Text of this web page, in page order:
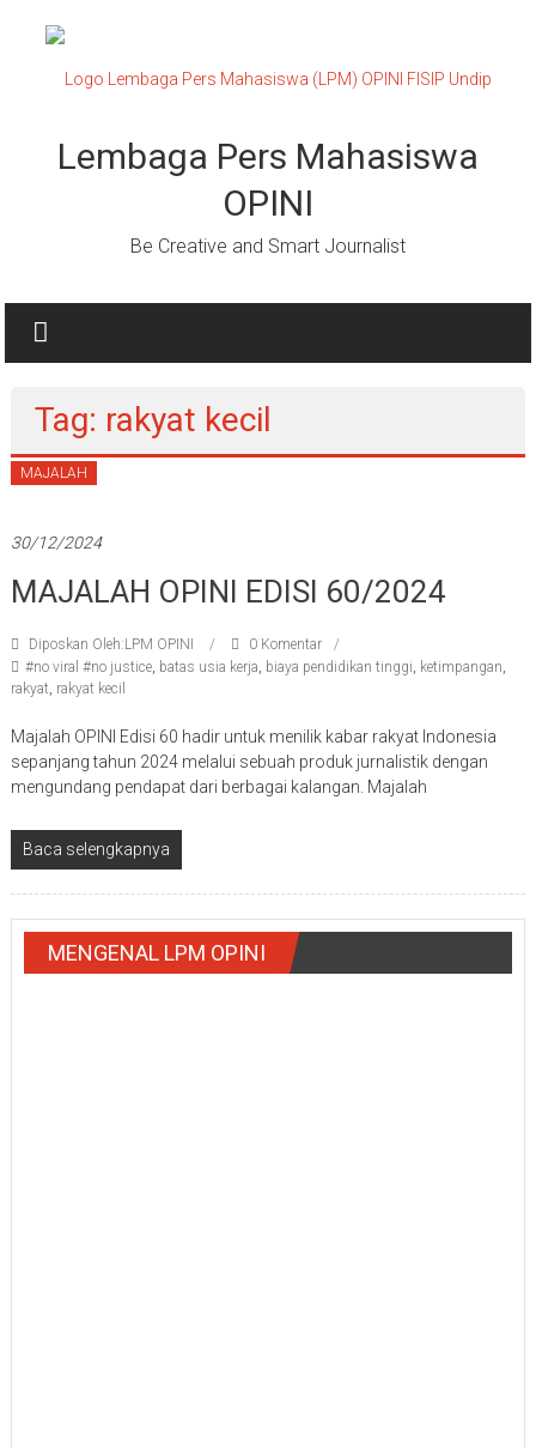
Lembaga Pers Mahasiswa
OPINI
Be Creative and Smart Journalist
Tag: rakyat kecil
MAJALAH
30/12/2024
MAJALAH OPINI EDISI 60/2024
Diposkan Oleh:LPM OPINI
0 Komentar
#no viral #no justice, batas usia kerja, biaya pendidikan tinggi, ketimpangan,
rakyat, rakyat kecil
Majalah OPINI Edisi 60 hadir untuk menilik kabar rakyat Indonesia
sepanjang tahun 2024 melalui sebuah produk jurnalistik dengan
mengundang pendapat dari berbagai kalangan. Majalah
Baca selengkapnya
MENGENAL LPM OPINI